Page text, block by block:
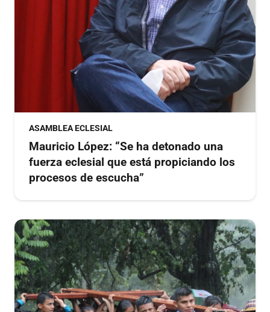
ASAMBLEA ECLESIAL
Mauricio López: “Se ha detonado una
fuerza eclesial que está propiciando los
procesos de escucha”